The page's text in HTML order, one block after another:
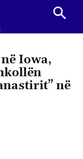
Iowa,
në